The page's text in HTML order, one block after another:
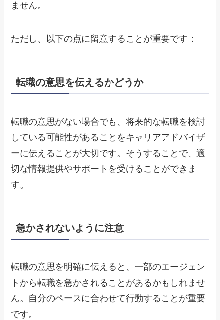
ません。
ただし、以下の点に留意することが重要です：
転職の意思を伝えるかどうか
転職の意思がない場合でも、将来的な転職を検討
している可能性があることをキャリアアドバイザ
ーに伝えることが大切です。そうすることで、適
切な情報提供やサポートを受けることができま
す。
急かされないように注意
転職の意思を明確に伝えると、一部のエージェン
トから転職を急かされることがあるかもしれませ
ん。自分のペースに合わせて行動することが重要
です。